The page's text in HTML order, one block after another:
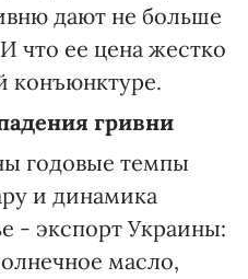
дают не больше
что ее цена жестко
конъюнктуре.
гривни
годовые темпы
и динамика
- экспорт Украины:
масло,